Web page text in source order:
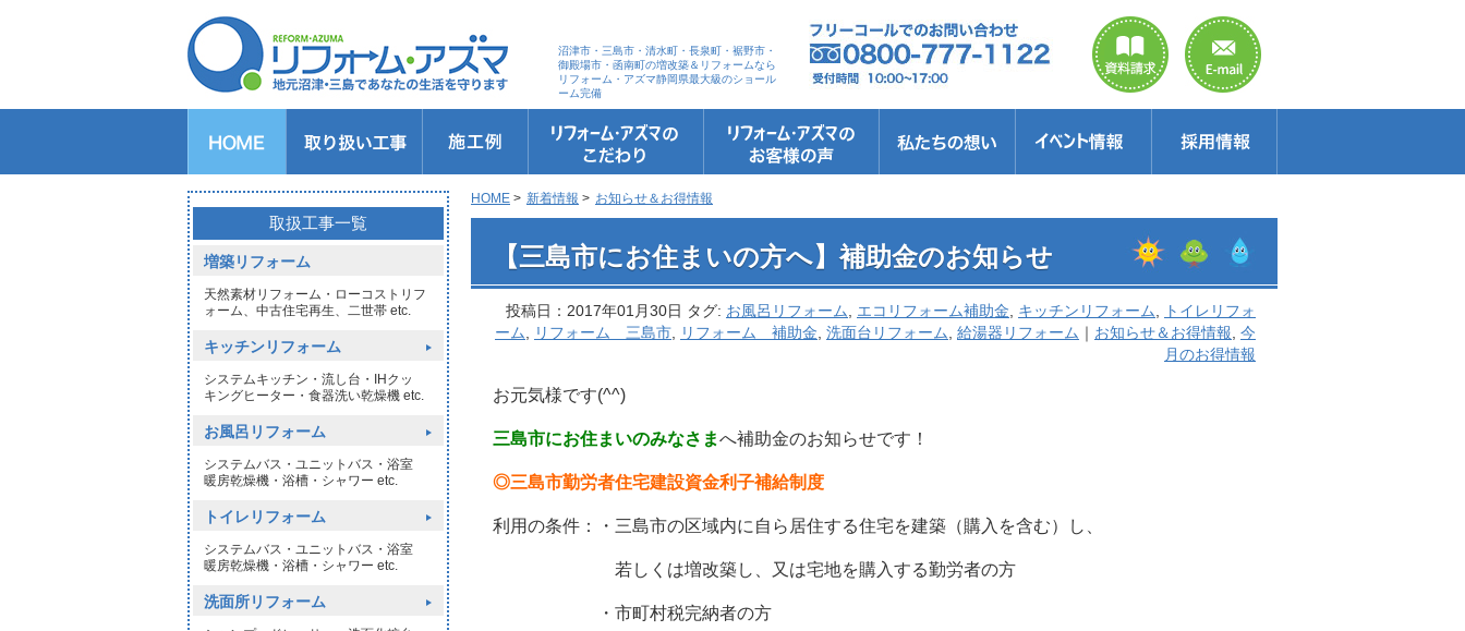
沼津市・三島市・清水町・長泉町・裾野市・
御殿場市・函南町の増改築＆リフォームなら
リフォーム・アズマ静岡県最大級のショール
ーム完備
キッチンのリフォーム
バスルームのリフォーム
トイレのリフォーム
洗面所のリフォーム
給湯器交換
窓リフォーム
玄関リフォーム
1DAYリフォーム
外壁・屋根塗装 リフォーム・アズマのこだわり
お客さまへの5つのお約束
リフォームの流れ
リフォームQ&A
安心保証
リフォームローン相談
HOME > 新着情報 > お知らせ＆お得情報
> 【三島市にお住まいの方へ】補助金のお知らせ
【三島市にお住まいの方へ】補助金のお知らせ
投稿日：2017年01月30日 タグ: お風呂リフォーム エコリフォーム補助金 キッチンリフォーム
トイレリフォ
ーム
リフォーム 三島市 リフォーム 補助金 洗面台リフォーム 給湯器リフォーム ｜ お知らせ＆お得情報 今
月のお得情報
お元気様です(^^)
三島市にお住まいのみなさまへ補助金のお知らせです！
◎三島市勤労者住宅建設資金利子補給制度
利用の条件：・三島市の区域内に自ら居住する住宅を建築（購入を含む）し、
若しくは増改築し、又は宅地を購入する勤労者の方
・市町村税完納者の方
取扱工事一覧
増築リフォーム
天然素材リフォーム・ローコストリフ
ォーム、中古住宅再生、二世帯 etc.
キッチンリフォーム
システムキッチン・流し台・IHクッ
キングヒーター・食器洗い乾燥機 etc.
お風呂リフォーム
システムバス・ユニットバス・浴室
暖房乾燥機・浴槽・シャワー etc.
トイレリフォーム
システムバス・ユニットバス・浴室
暖房乾燥機・浴槽・シャワー etc.
洗面所リフォーム